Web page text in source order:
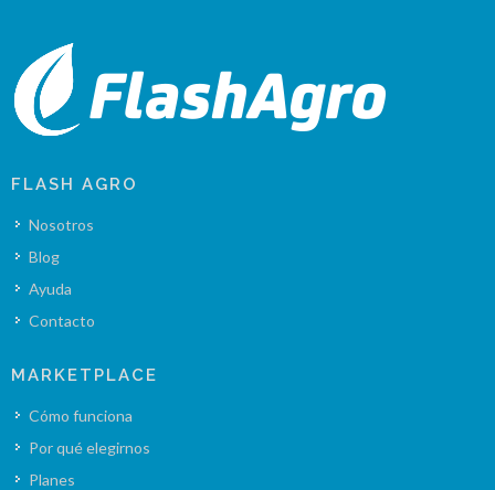
FLASH AGRO
Nosotros
Blog
Ayuda
Contacto
MARKETPLACE
Cómo funciona
Por qué elegirnos
Planes